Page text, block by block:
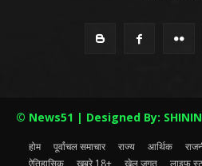
© News51 | Designed By:
होम पूर्वांचल समाचार राज्य आर्थिक
ऐतिहासिक
खबरे 18+ खेल जगत लाइफ